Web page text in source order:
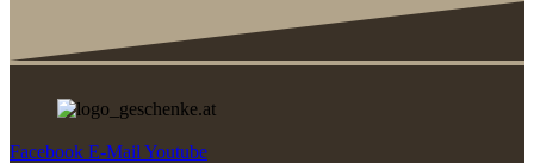
Facebook E-Mail Youtube